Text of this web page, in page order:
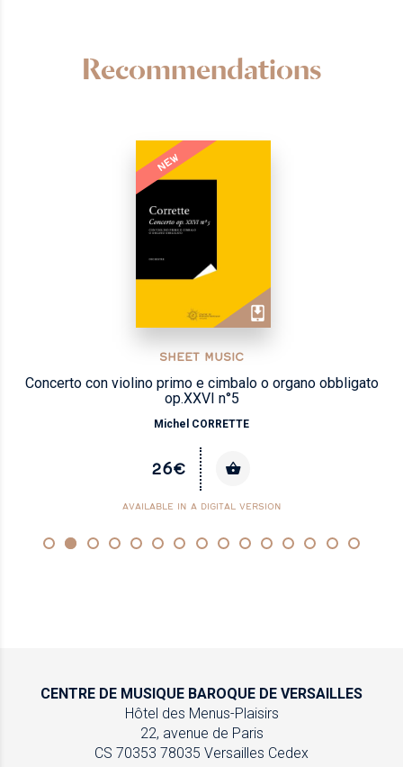
Recommendations
NEW
SHEET MUSIC
Concerto con violino primo e cimbalo o organo obbligato
op.XXVI n°5
Michel CORRETTE
26€
AVAILABLE IN A DIGITAL VERSION
CENTRE DE MUSIQUE BAROQUE DE VERSAILLES
Hôtel des Menus-Plaisirs
22, avenue de Paris
CS 70353 78035 Versailles Cedex